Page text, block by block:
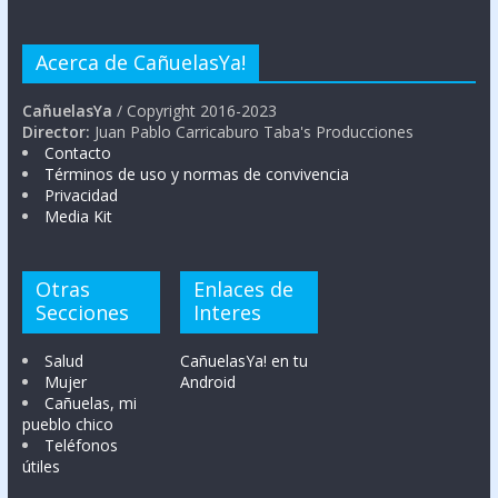
Acerca de CañuelasYa!
CañuelasYa / Copyright 2016-2023
Director: Juan Pablo Carricaburo Taba's Producciones
Contacto
Términos de uso y normas de convivencia
Privacidad
Media Kit
Otras
Secciones
Salud
Mujer
Cañuelas, mi
pueblo chico
Teléfonos
útiles
Enlaces de
Interes
CañuelasYa! en tu
Android